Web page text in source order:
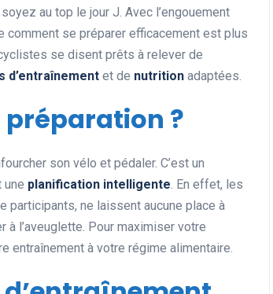
au top le jour J. Avec l’engouement
comment se préparer efficacement est plus
se disent prêts à relever de
d’entraînement et de nutrition adaptées.
préparation ?
son vélo et pédaler. C’est un
une planification intelligente. En effet, les
participants, ne laissent aucune place à
à l’aveuglette. Pour maximiser votre
entraînement à votre régime alimentaire.